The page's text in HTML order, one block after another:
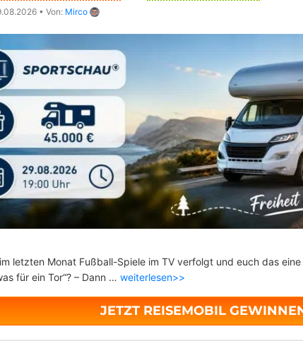
• Von: Mirco
letzten Monat Fußball-Spiele im TV verfolgt und euch das
für ein Tor“? – Dann … weiterlesen>>
JETZT REISEMOBIL